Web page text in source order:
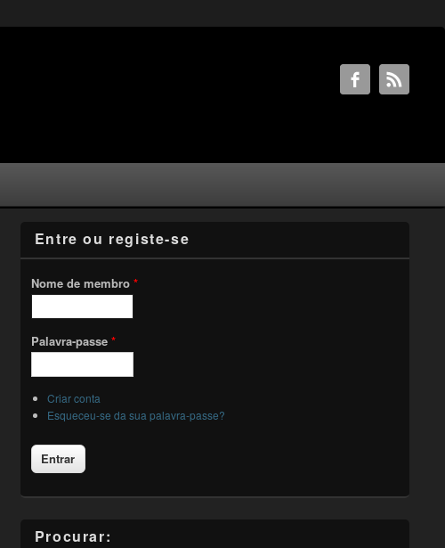
Entre ou registe-se
Nome de membro *
Palavra-passe *
Criar conta
Esqueceu-se da sua palavra-passe?
Procurar: